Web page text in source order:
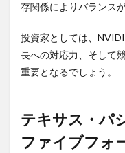
存関係によりバランス
投資家としては、
長への対応力、そして
重要となるでしょう。
テキサス・パ
ファイブフォ